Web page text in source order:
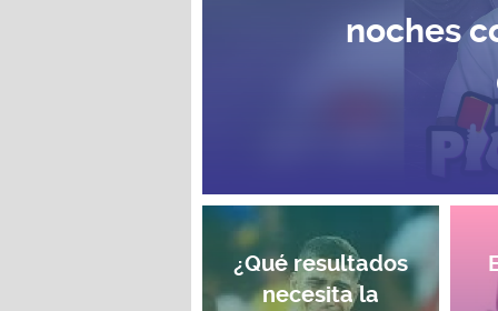
noches
¿Qué resultados
necesita la